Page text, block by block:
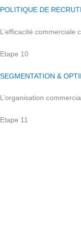
POLITIQUE DE
L’efficacité
Etape 10
SEGMENTATION &
L’organisation
Etape 11